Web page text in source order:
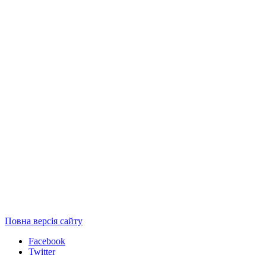
Повна версія сайту
Facebook
Twitter